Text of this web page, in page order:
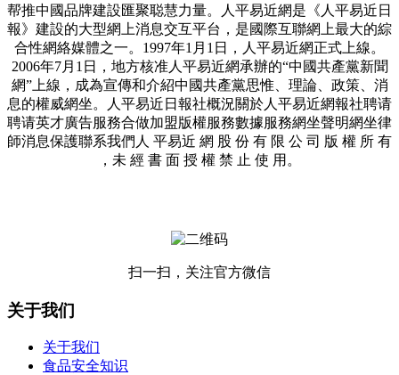
帮推中國品牌建設匯聚聪慧力量。人平易近網是《人平易近日
報》建設的大型網上消息交互平台，是國際互聯網上最大的綜
合性網絡媒體之一。1997年1月1日，人平易近網正式上線。
2006年7月1日，地方核准人平易近網承辦的“中國共產黨新聞
網”上線，成為宣傳和介紹中國共產黨思惟、理論、政策、消
息的權威網坐。人平易近日報社概況關於人平易近網報社聘请
聘请英才廣告服務合做加盟版權服務數據服務網坐聲明網坐律
師消息保護聯系我們人 平易近 網 股 份 有 限 公 司 版 權 所 有
，未 經 書 面 授 權 禁 止 使 用。
扫一扫，关注官方微信
关于我们
关于我们
食品安全知识